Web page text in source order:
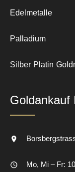
Edelmetalle
Palladium
Silber Platin
Goldankauf
Mo, Mi – Fr: